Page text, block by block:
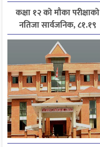
कक्षा १२ को मौका परीक्षाको
नतिजा सार्वजनिक, ८१.१९
प्रतिशत विद्यार्थी उत्तीर्ण